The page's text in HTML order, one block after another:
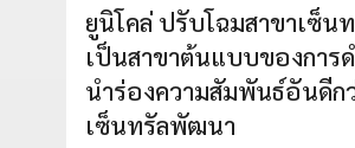
ยูนิโคล่ ปรับโฉมสาขาเซ็น
เป็นสาขาต้นแบบของการ
นำร่องความสัมพันธ์อันดีก
เซ็นทรัลพัฒนา